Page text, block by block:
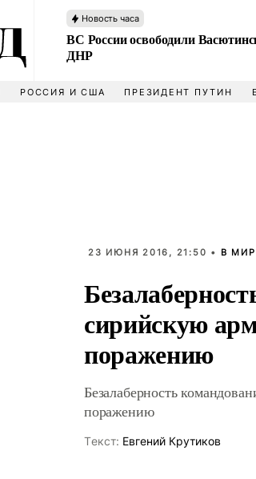
Новость часа
ВС России освободили
ДНР
РОССИЯ И США ПРЕЗИДЕНТ ПУТИН
23 ИЮНЯ 2016, 21:50 • В
сирийскую
поражению
Безалаберность
поражению
Tекст: Евгений Крутиков